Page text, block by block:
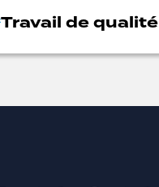
Travail de qualité